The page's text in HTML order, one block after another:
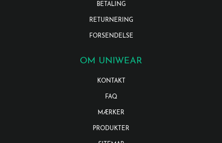
BETALING
RETURNERING
FORSENDELSE
OM UNIWEAR
KONTAKT
FAQ
MÆRKER
PRODUKTER